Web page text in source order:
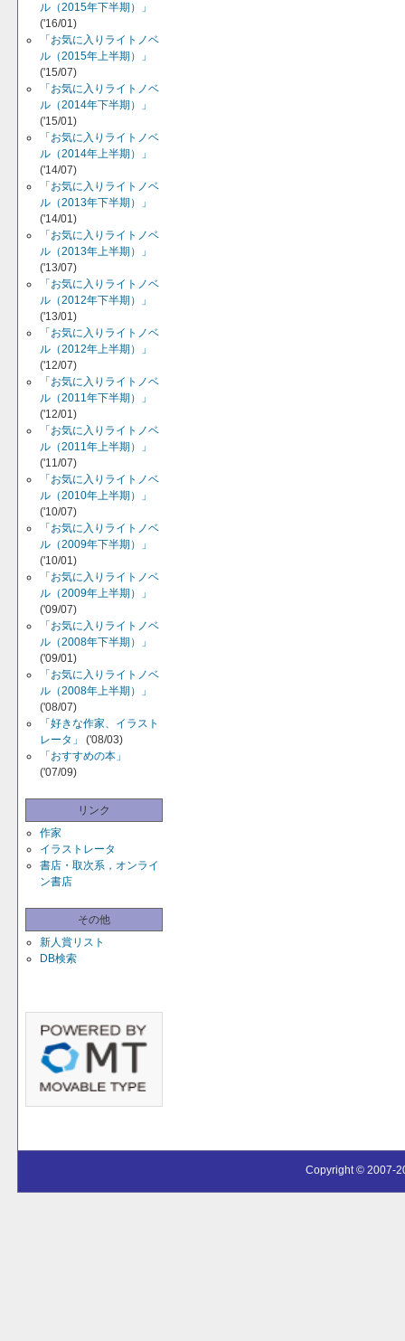
ル（2015年下半期）」
('16/01)
「お気に入りライトノベ
ル（2015年上半期）」
('15/07)
「お気に入りライトノベ
ル（2014年下半期）」
('15/01)
「お気に入りライトノベ
ル（2014年上半期）」
('14/07)
「お気に入りライトノベ
ル（2013年下半期）」
('14/01)
「お気に入りライトノベ
ル（2013年上半期）」
('13/07)
「お気に入りライトノベ
ル（2012年下半期）」
('13/01)
「お気に入りライトノベ
ル（2012年上半期）」
('12/07)
「お気に入りライトノベ
ル（2011年下半期）」
('12/01)
「お気に入りライトノベ
ル（2011年上半期）」
('11/07)
「お気に入りライトノベ
ル（2010年上半期）」
('10/07)
「お気に入りライトノベ
ル（2009年下半期）」
('10/01)
「お気に入りライトノベ
ル（2009年上半期）」
('09/07)
「お気に入りライトノベ
ル（2008年下半期）」
('09/01)
「お気に入りライトノベ
ル（2008年上半期）」
('08/07)
「好きな作家、イラスト
レータ」
('08/03)
「おすすめの本」
('07/09)
リンク
作家
イラストレータ
書店・取次系，オンライ
ン書店
その他
新人賞リスト
DB検索
Copyright © 2007-